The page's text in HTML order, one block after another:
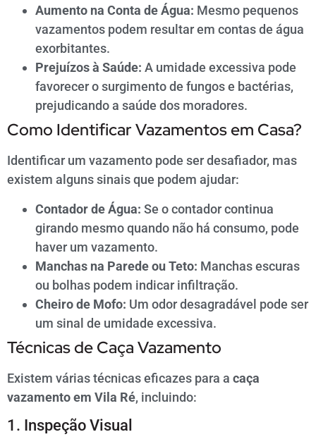
Aumento na Conta de Água: Mesmo pequenos
vazamentos podem resultar em contas de água
exorbitantes.
Prejuízos à Saúde: A umidade excessiva pode
favorecer o surgimento de fungos e bactérias,
prejudicando a saúde dos moradores.
Como Identificar Vazamentos em Casa?
Identificar um vazamento pode ser desafiador, mas
existem alguns sinais que podem ajudar:
Contador de Água: Se o contador continua
girando mesmo quando não há consumo, pode
haver um vazamento.
Manchas na Parede ou Teto: Manchas escuras
ou bolhas podem indicar infiltração.
Cheiro de Mofo: Um odor desagradável pode ser
um sinal de umidade excessiva.
Técnicas de Caça Vazamento
Existem várias técnicas eficazes para a caça
vazamento em Vila Ré, incluindo:
1. Inspeção Visual